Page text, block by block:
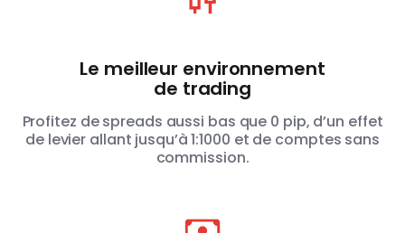
Le meilleur environnement
de trading
Profitez de spreads aussi bas que 0 pip, d’un effet
de levier allant jusqu’à 1:1000 et de comptes sans
commission.